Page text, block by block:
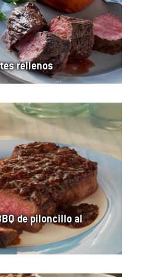
rellenos
de piloncillo al